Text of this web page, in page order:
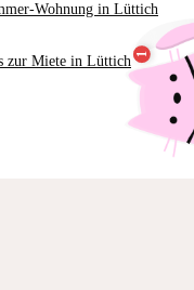
Wohnung in Lüttich
zur Miete in Lüttich